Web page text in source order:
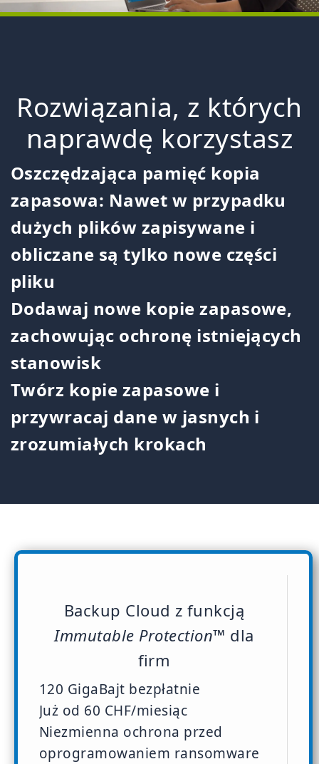
Rozwiązania, z których
naprawdę korzystasz
Oszczędzająca pamięć kopia
zapasowa: Nawet w przypadku
dużych plików zapisywane i
obliczane są tylko nowe części
pliku
Dodawaj nowe kopie zapasowe,
zachowując ochronę istniejących
stanowisk
Twórz kopie zapasowe i
przywracaj dane w jasnych i
zrozumiałych krokach
Backup Cloud z funkcją
Immutable Protection™ dla
firm
120 GigaBajt bezpłatnie
Już od 60 CHF/miesiąc
Niezmienna ochrona przed
oprogramowaniem ransomware